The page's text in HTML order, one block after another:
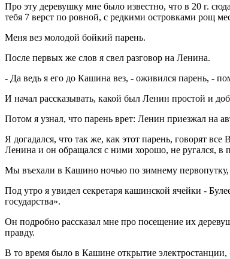
Про эту деревушку мне было известно, что в 20 г.
тебя 7 верст по ровной, с редкими островками рощ
Меня вез молодой бойкий парень.
После первых же слов я свел разговор на Ленина.
- Да ведь я его до Кашина вез, - оживился парень, -
И начал рассказывать, какой был Ленин простой и
Потом я узнал, что парень врет: Ленин приезжал на
Я догадался, что так же, как этот парень, говорят
Ленина и он обращался с ними хорошо, не ругался, в
Мы въехали в Кашино ночью по зимнему первопутку,
Под утро я увидел секретаря кашинской ячейки -
государства».
Он подробно рассказал мне про посещение их
правду.
В то время было в Кашине открытие